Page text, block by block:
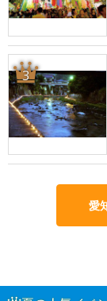
3
愛